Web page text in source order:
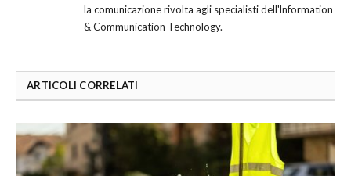
la comunicazione rivolta agli specialisti dell'lnformation
& Communication Technology.
ARTICOLI CORRELATI